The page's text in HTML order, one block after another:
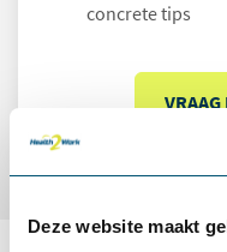
Deze website maakt
concrete tips
VRAAG